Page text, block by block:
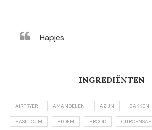
Hapjes
INGREDIËNTEN
AIRFRYER AMANDELEN AZIJN BAKKEN
BASILICUM BLOEM BROOD CITROENSAP